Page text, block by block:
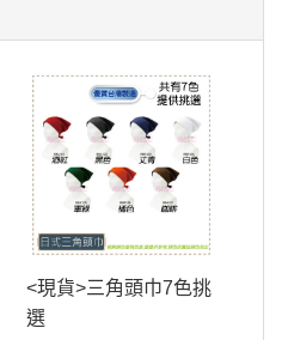
<現貨>三角頭巾7色挑
選